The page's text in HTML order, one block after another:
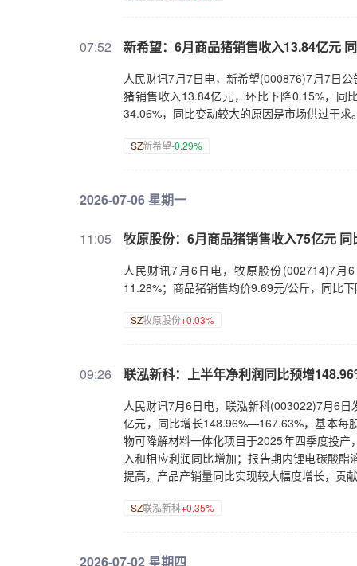
07:52 新希望：6月商品猪销售收入13.84亿元
人民财讯7月7日电，新希望(000876)7月7日
猪销售收入13.84亿元，环比下降0.15%，同
34.06%，同比变动较大的原因是市场供过于求
SZ新希望-0.29%
2026-07-06 星期一
11:05 牧原股份：6月商品猪销售收入75亿元 同
人民财讯7月6日电，牧原股份(002714)7月
11.28%；商品猪销售均价9.69元/公斤，同比
SZ牧原股份+0.03%
09:26 联泓新科：上半年净利润同比预增
人民财讯7月6日电，联泓新科(003022)7月6
亿元，同比增长148.96%—167.63%，基本每
物可降解材料一体化项目于2025年四季度投
入和相应利润同比增加；报告期内锂电碳酸
提高，产品产销量同比实现较大幅度增长，贡
SZ联泓新科+0.35%
2026-07-02 星期四